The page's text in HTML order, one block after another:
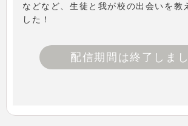
などなど、生徒と我が校の出会いを教
した！
配信期間は終了しま